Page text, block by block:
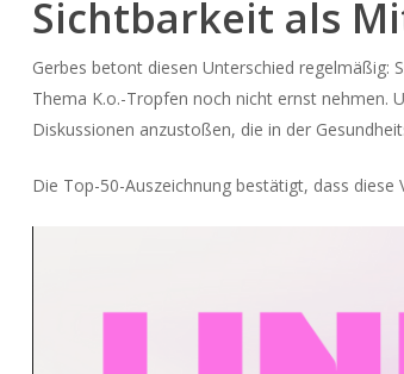
Sichtbarkeit als
Gerbes betont diesen Unterschied regelmäßig:
Thema K.o.-Tropfen noch nicht ernst nehmen.
Diskussionen anzustoßen, die in der
Die Top-50-Auszeichnung bestätigt, dass